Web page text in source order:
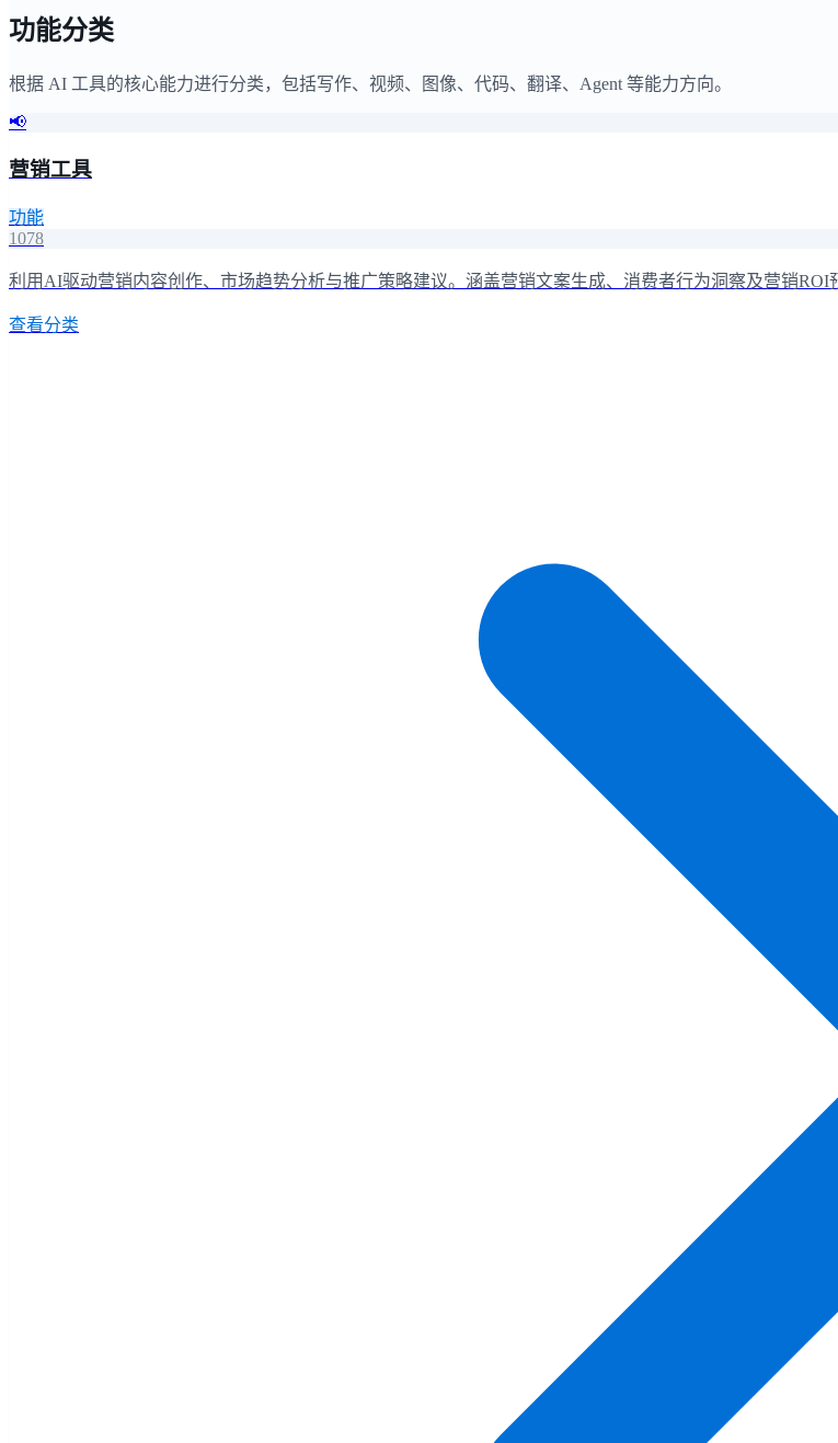
功能分类
根据 AI 工具的核心能力进行分类，包括写作、视频、图像、代码、翻译、Agent 等能力方向。
📢
营销工具
功能
1078
利用AI驱动营销内容创作、市场趋势分析与推广策略建议。涵盖营销文案生成、消费者行为洞察及营销ROI
查看分类